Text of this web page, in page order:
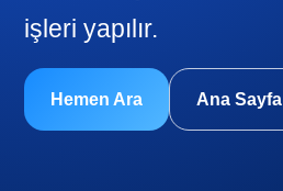
işleri yapılır.
Hemen Ara Ana Sayfa